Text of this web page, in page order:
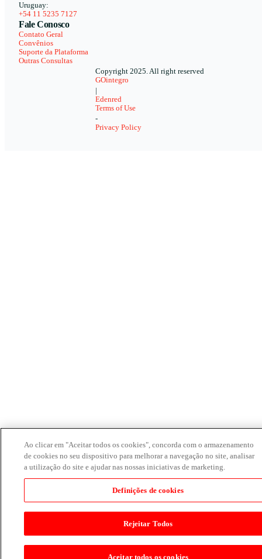
Uruguay:
+54 11 5235 7127
Fale Conosco
Contato Geral
Convênios
Suporte da Plataforma
Outras Consultas
Copyright 2025. All right reserved
GOintegro
Edenred
Terms of Use
-
Privacy Policy
Ao clicar em "Aceitar todos os cookies", concorda com o armazenamento
de cookies no seu dispositivo para melhorar a navegação no site, analisar
a utilização do site e ajudar nas nossas iniciativas de marketing.
Definições de cookies
Rejeitar Todos
Aceitar todos os cookies